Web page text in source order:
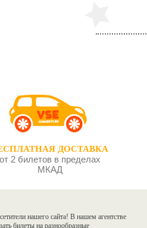
ДОСТАВКА
от 2 билетов в пределах
МКАД
нашего сайта! В нашем агентстве
билеты на разнообразные